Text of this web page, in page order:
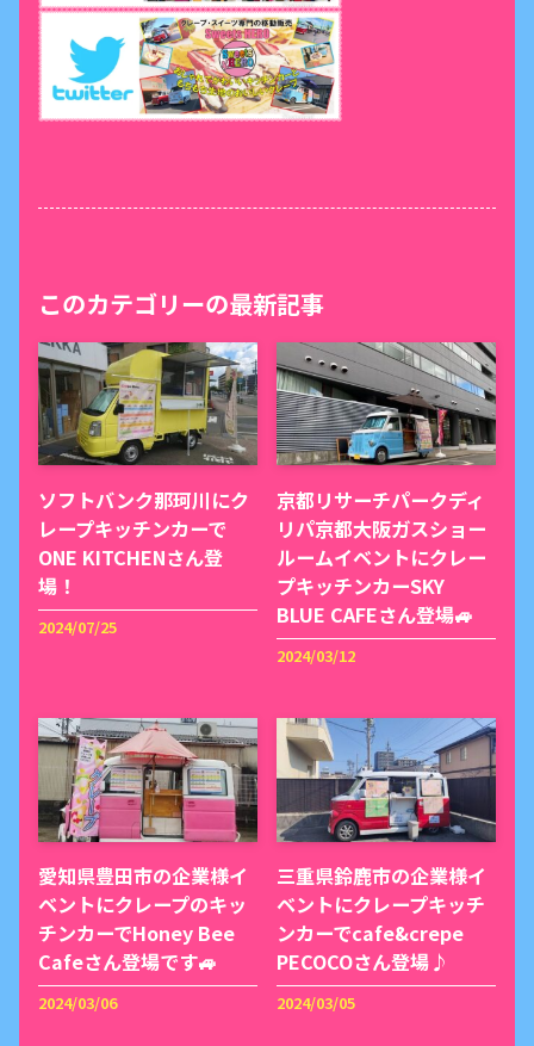
このカテゴリーの最新記事
ソフトバンク那珂川にク
レープキッチンカーで
ONE KITCHENさん登
場！
2024/07/25
京都リサーチパークディ
リパ京都大阪ガスショー
ルームイベントにクレー
プキッチンカーSKY
BLUE CAFEさん登場🚙
2024/03/12
愛知県豊田市の企業様イ
ベントにクレープのキッ
チンカーでHoney Bee
Cafeさん登場です🚙
2024/03/06
三重県鈴鹿市の企業様イ
ベントにクレープキッチ
ンカーでcafe&crepe
PECOCOさん登場♪
2024/03/05